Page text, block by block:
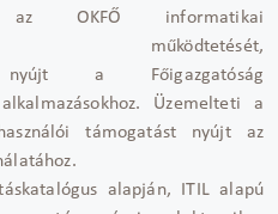
az OKFŐ informatikai
működtetését,
nyújt a Főigazgatóság
Üzemelteti a
támogatást nyújt az
alapján, ITIL alapú